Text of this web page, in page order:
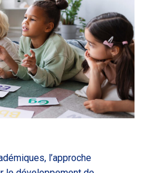
l’approche